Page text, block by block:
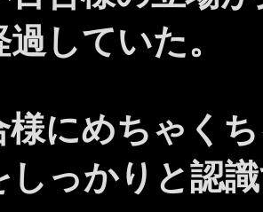
過していた。
にめちゃく
しっかりと認